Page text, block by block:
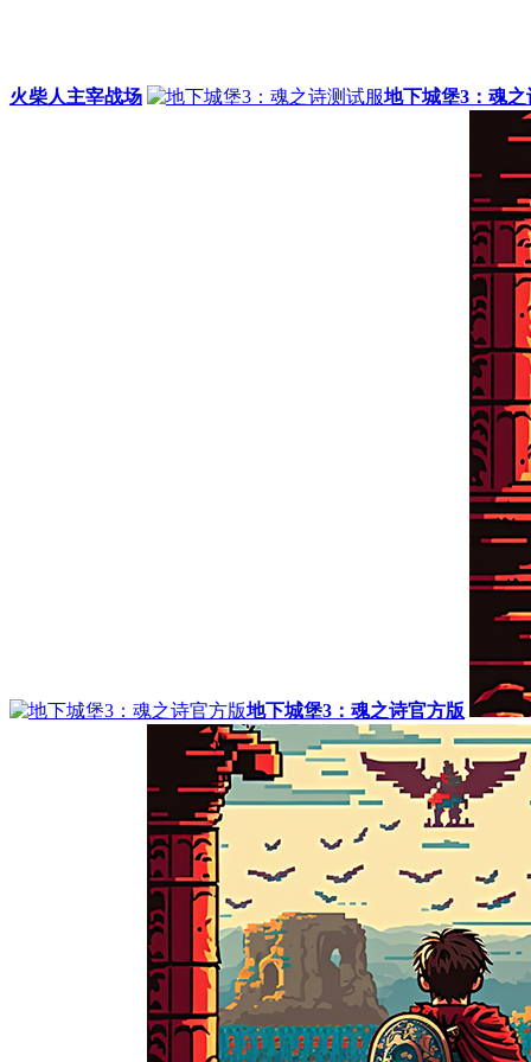
火柴人主宰战场 地下城堡3：魂
地下城堡3：魂之诗官方版